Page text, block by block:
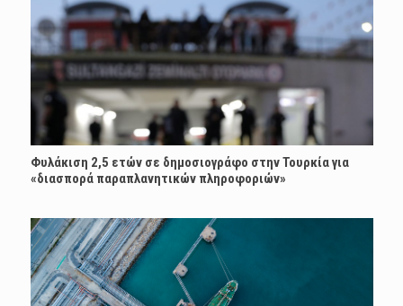
Φυλάκιση 2,5 ετών σε δημοσιογράφο στην Τουρκία για
«διασπορά παραπλανητικών πληροφοριών»